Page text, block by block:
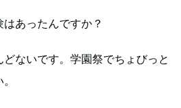
あったんですか？
どないです。学園祭でちょびっと